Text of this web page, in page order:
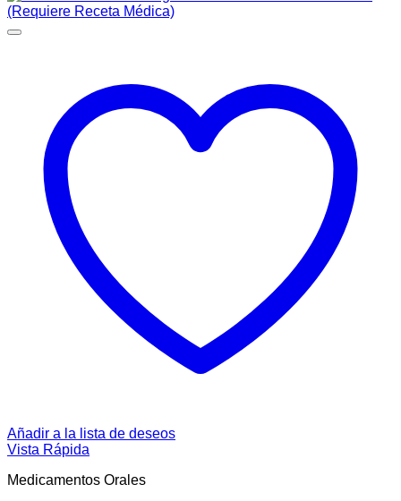
Añadir a la lista de deseos
Vista Rápida
Medicamentos Orales